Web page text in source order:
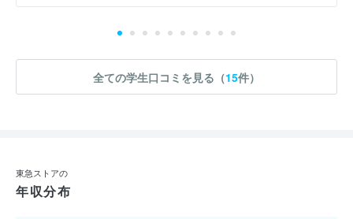
全ての学生口コミを見る（15件）
東急ストアの
年収分布